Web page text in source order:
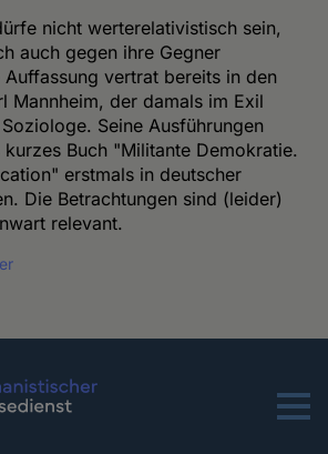
nicht werterelativistisch sein,
auch gegen ihre Gegner
vertrat bereits in den
Mannheim, der damals im Exil
Seine Ausführungen
Buch "Militante Demokratie.
erstmals in deutscher
Die Betrachtungen sind (leider)
relevant.
Menu